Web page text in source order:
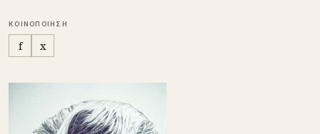
ΚΟΙΝΟΠΟΙΗΣΗ
f x